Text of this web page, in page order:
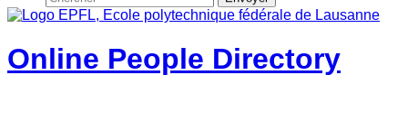
Online People Directory